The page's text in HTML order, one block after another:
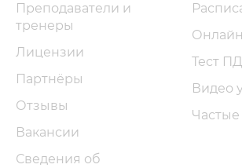
Преподаватели и
тренеры
Лицензии
Партнёры
Отзывы
Вакансии
Сведения об
Тест
Видео